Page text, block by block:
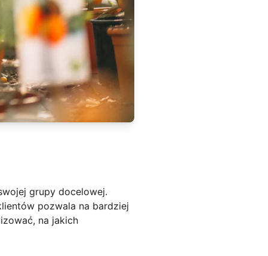
grupy docelowej.
pozwala na bardziej
na jakich